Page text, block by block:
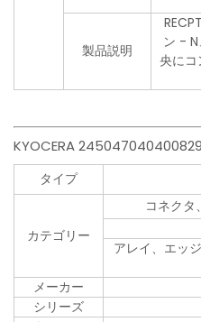
製品説明
ン -
央に
KYOCERA
タイプ
カテゴリー
コネクタ
アレイ、エッ
メーカー
シリーズ